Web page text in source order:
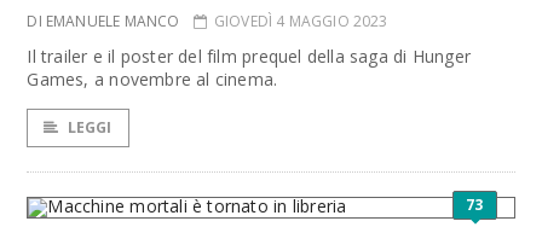
DI EMANUELE MANCO GIOVEDÌ 4 MAGGIO 2023
Il trailer e il poster del film prequel della saga di Hunger
Games, a novembre al cinema.
LEGGI
73